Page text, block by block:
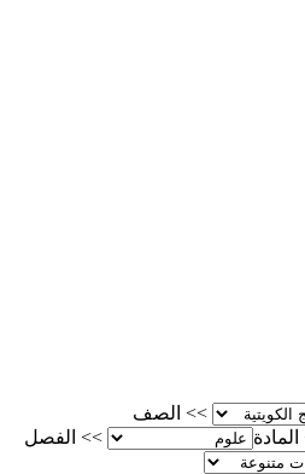
>>
الصف
المادة >>
الفصل